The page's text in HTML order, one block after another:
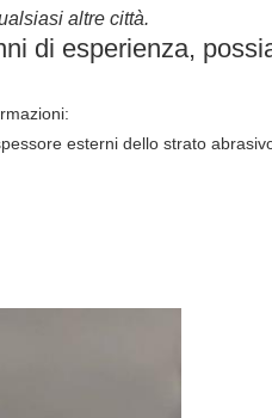
altre città.
di esperienza,
esterni dello strato